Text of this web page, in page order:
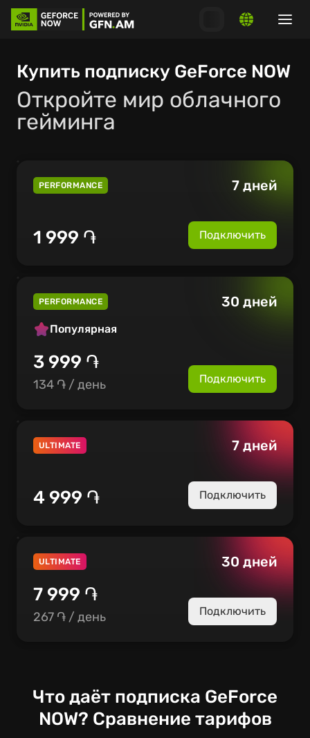
Купить подписку GeForce NOW
Откройте мир облачного
гейминга
PERFORMANCE 7 дней
1 999 ֏ Подключить
PERFORMANCE
Популярная
30 дней
3 999 ֏
134 ֏ / день Подключить
ULTIMATE 7 дней
4 999 ֏ Подключить
ULTIMATE 30 дней
7 999 ֏
267 ֏ / день Подключить
Что даёт подписка GeForce
NOW? Сравнение тарифов